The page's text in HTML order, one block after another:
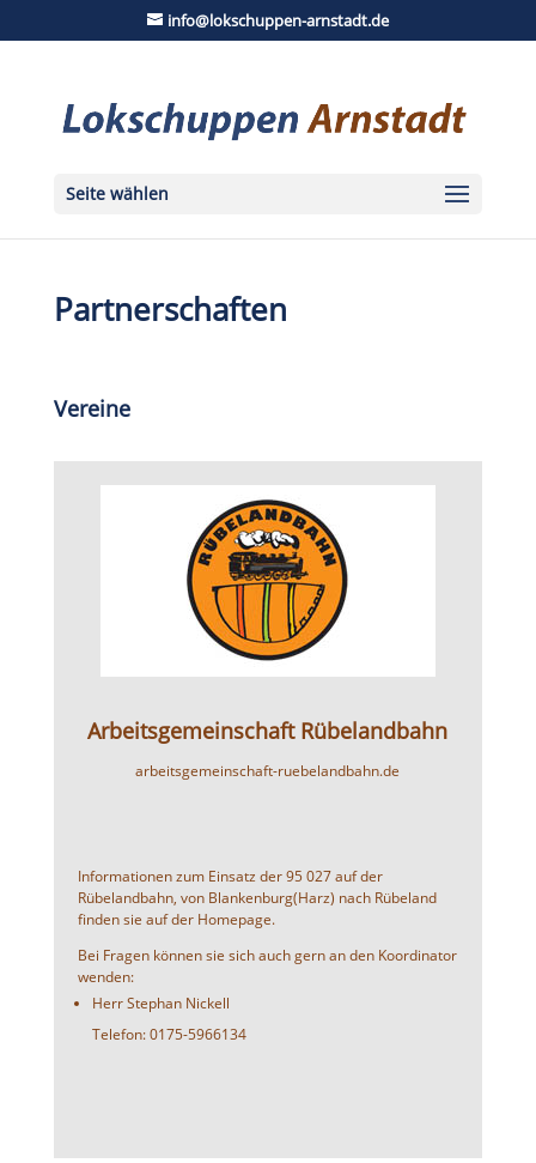
info@lokschuppen-arnstadt.de
Seite wählen
Partnerschaften
Vereine
Arbeitsgemeinschaft Rübelandbahn
arbeitsgemeinschaft-ruebelandbahn.de
Informationen zum Einsatz der 95 027 auf der
Rübelandbahn, von Blankenburg(Harz) nach Rübeland
finden sie auf der Homepage.
Bei Fragen können sie sich auch gern an den Koordinator
wenden:
Herr Stephan Nickell
Telefon: 0175-5966134